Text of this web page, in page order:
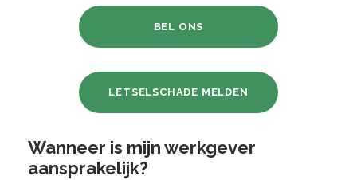
BEL ONS
LETSELSCHADE MELDEN
Wanneer is mijn werkgever
aansprakelijk?